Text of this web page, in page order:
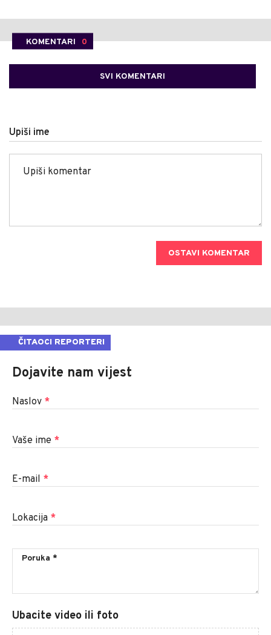
KOMENTARI 0
SVI KOMENTARI
Upiši ime
OSTAVI KOMENTAR
ČITAOCI REPORTERI
Dojavite nam vijest
Naslov *
Vaše ime *
E-mail *
Lokacija *
Ubacite video ili foto